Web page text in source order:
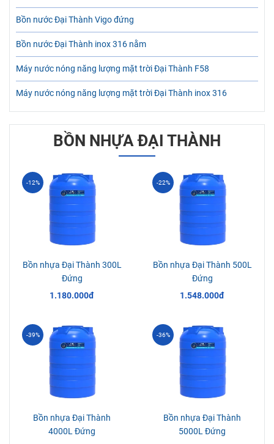
Bồn nước Đại Thành Vigo đứng
Bồn nước Đại Thành inox 316 nằm
Máy nước nóng năng lượng mặt trời Đại Thành F58
Máy nước nóng năng lượng mặt trời Đại Thành inox 316
BỒN NHỰA ĐẠI THÀNH
Bồn nhựa Đại Thành 300L
Đứng
1.180.000đ
-12%
Bồn nhựa Đại Thành 500L
Đứng
1.548.000đ
-22%
Bồn nhựa Đại Thành
4000L Đứng
-39%
Bồn nhựa Đại Thành
5000L Đứng
-36%